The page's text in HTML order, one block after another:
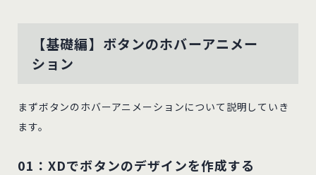
【基礎編】ボタンのホバーアニメー
ション
まずボタンのホバーアニメーションについて説明していき
ます。
01：XDでボタンのデザインを作成する